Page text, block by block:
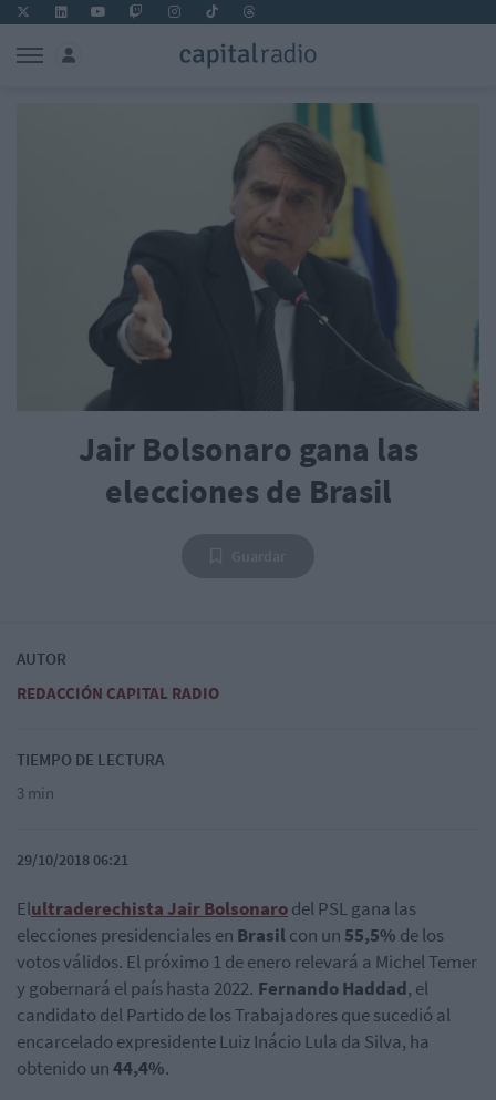
Jair Bolsonaro gana las
elecciones de Brasil
AUTOR
REDACCIÓN CAPITAL RADIO
TIEMPO DE LECTURA
3 min
29/10/2018 06:21
Elultraderechista Jair Bolsonarodel PSL gana las
elecciones presidenciales en Brasilcon un 55,5% de los
votos válidos. El próximo 1 de enero relevará a Michel Temer
y gobernará el país hasta 2022. Fernando Haddad, el
candidato del Partido de los Trabajadores que sucedió al
encarcelado expresidente Luiz Inácio Lula da Silva, ha
obtenido un44,4%.